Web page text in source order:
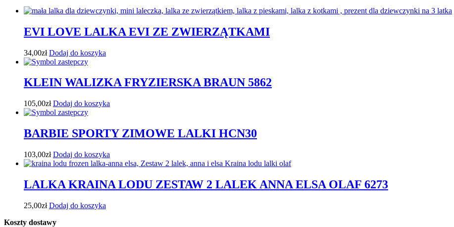
EVI LOVE LALKA EVI ZE ZWIERZĄTKAMI
34,00zł Dodaj do koszyka
KLEIN WALIZKA FRYZIERSKA BRAUN 5862
105,00zł Dodaj do koszyka
BARBIE SPORTY ZIMOWE LALKI HCN30
103,00zł Dodaj do koszyka
LALKA KRAINA LODU ZESTAW 2 LALEK ANNA ELSA OLAF 6273
25,00zł Dodaj do koszyka
Koszty dostawy